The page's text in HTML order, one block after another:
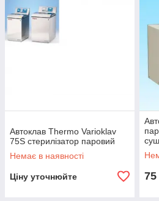
Автоклав Thermo Varioklav
75S стерилізатор паровий
Немає в наявності
Ціну уточнюйте 75